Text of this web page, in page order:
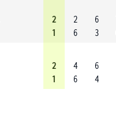
2
1
2
6
6
3
2
1
4
6
6
4